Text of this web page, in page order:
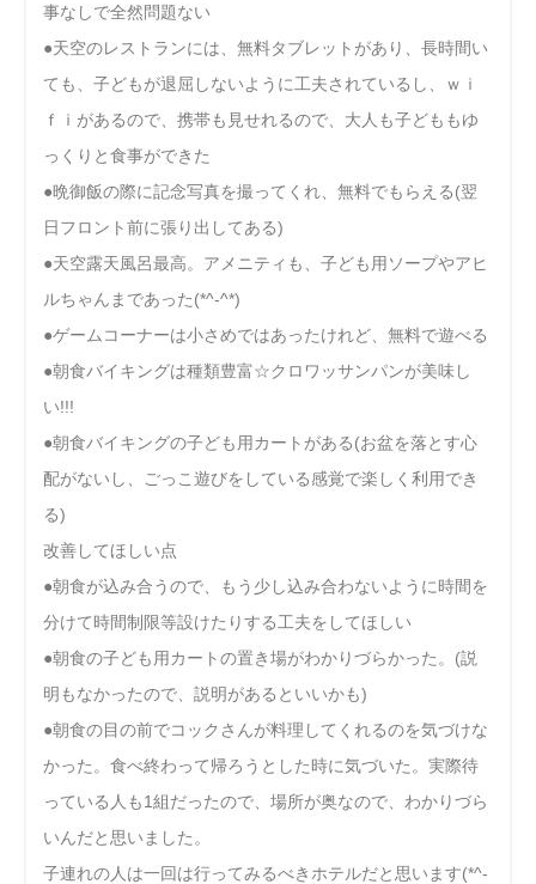
事なしで全然問題ない
●天空のレストランには、無料タブレットがあり、長時間い
ても、子どもが退屈しないように工夫されているし、ｗｉ
ｆｉがあるので、携帯も見せれるので、大人も子どももゆ
っくりと食事ができた
●晩御飯の際に記念写真を撮ってくれ、無料でもらえる(翌
日フロント前に張り出してある)
●天空露天風呂最高。アメニティも、子ども用ソープやアヒ
ルちゃんまであった(*^-^*)
●ゲームコーナーは小さめではあったけれど、無料で遊べる
●朝食バイキングは種類豊富☆クロワッサンパンが美味し
い!!!
●朝食バイキングの子ども用カートがある(お盆を落とす心
配がないし、ごっこ遊びをしている感覚で楽しく利用でき
る)
改善してほしい点
●朝食が込み合うので、もう少し込み合わないように時間を
分けて時間制限等設けたりする工夫をしてほしい
●朝食の子ども用カートの置き場がわかりづらかった。(説
明もなかったので、説明があるといいかも)
●朝食の目の前でコックさんが料理してくれるのを気づけな
かった。食べ終わって帰ろうとした時に気づいた。実際待
っている人も1組だったので、場所が奥なので、わかりづら
いんだと思いました。
子連れの人は一回は行ってみるべきホテルだと思います(*^-